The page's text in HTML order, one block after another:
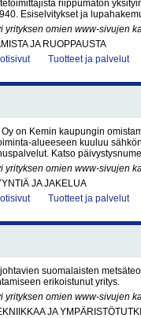
riippumaton
Esiselvitykset ja
yrityksen omien www-sivujen
JA RUOPPAUSTA
Tuotteet ja palvelut
on Kemin kaupungin
alueeseen kuuluu
Katso
yrityksen omien www-sivujen
JA JAKELUA
Tuotteet ja palvelut
suomalaisten
erikoistunut yritys.
yrityksen omien www-sivujen
JA